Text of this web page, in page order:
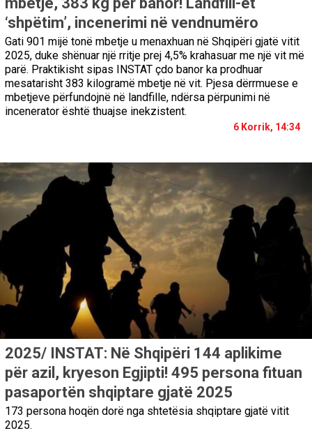
‘shpëtim’, incenerimi në vendnumëro
Gati 901 mijë tonë mbetje u menaxhuan në Shqipëri gjatë vitit
2025, duke shënuar një rritje prej 4,5% krahasuar me një vit më
parë. Praktikisht sipas INSTAT çdo banor ka prodhuar
mesatarisht 383 kilogramë mbetje në vit. Pjesa dërrmuese e
mbetjeve përfundojnë në landfille, ndërsa përpunimi në
incenerator është thuajse inekzistent.
6 Korrik, 14:34
2025/ INSTAT: Në Shqipëri 144 aplikime
për azil, kryeson Egjipti! 495 persona fituan
pasaportën shqiptare gjatë 2025
173 persona hoqën dorë nga shtetësia shqiptare gjatë vitit
2025.